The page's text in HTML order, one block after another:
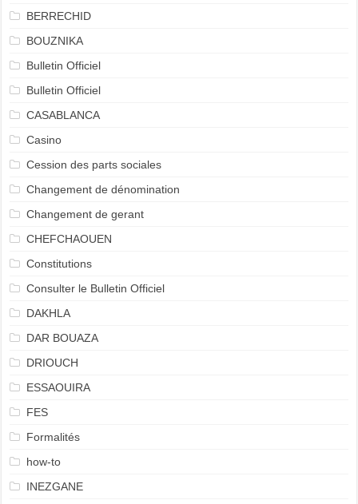
BERRECHID
BOUZNIKA
Bulletin Officiel
Bulletin Officiel
CASABLANCA
Casino
Cession des parts sociales
Changement de dénomination
Changement de gerant
CHEFCHAOUEN
Constitutions
Consulter le Bulletin Officiel
DAKHLA
DAR BOUAZA
DRIOUCH
ESSAOUIRA
FES
Formalités
how-to
INEZGANE